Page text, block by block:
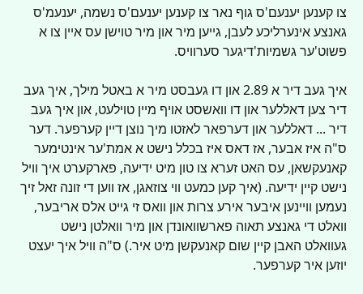
צו קענען יענעם'ס גוף נאר צו קענען יענעם'ס נשמה, יענעמ'ס
גאנצע אינערליכע לעבן, גייען מיר און מיר טוישן עס איין צו א
פשוט'ער גשמיות'דיגער סערוויס.
איך געב דיר א 2.89 און דו געבסט מיר א באטל מילך, איך געב
דיר צען דאללער און דו וואשסט אויף מיין טוילעט, און איך געב
דיר ... דאללער און דערפאר לאזטו מיך נוצן דיין קערפער. דער
ס"ה איז אבער, אז דאס איז בכלל נישט א אמת'ער אינטימער
קאנעקשאן, עס האט זערא צו טון מיט ידיעה, פארקערט איך וויל
נישט קיין ידיעה. (איך קען כמעט ווי צוזאגן, אז ווען די זונה זאל זיך
נעמען וויינען איבער אירע צרות און וואס זי גייט אלס אריבער,
וואלט די גאנצע תאוה פארשוואונדן און מיר וואלטן נישט
געוואלט האבן קיין שום קאנעקשן מיט איר.) ס"ה וויל איך יעצט
יוזען איר קערפער.